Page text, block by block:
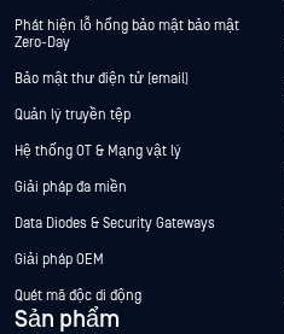
Phát hiện lỗ hổng bảo mật bảo mật
Zero-Day
Bảo mật thư điện tử (email)
Quản lý truyền tệp
Hệ thống OT & Mạng vật lý
Giải pháp đa miền
Data Diodes & Security Gateways
Giải pháp OEM
Quét mã độc di động
Sản phẩm